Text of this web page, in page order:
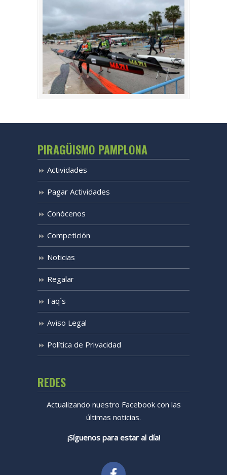
PIRAGÜISMO PAMPLONA
Actividades
Pagar Actividades
Conócenos
Competición
Noticias
Regalar
Faq´s
Aviso Legal
Política de Privacidad
REDES
Actualizando nuestro Facebook con las
últimas noticias.
¡Síguenos para estar al día!